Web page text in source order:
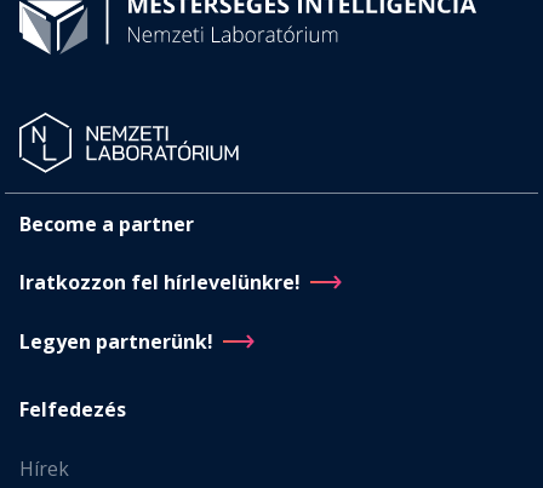
Become a partner
Iratkozzon fel hírlevelünkre!
Legyen partnerünk!
Felfedezés
Hírek